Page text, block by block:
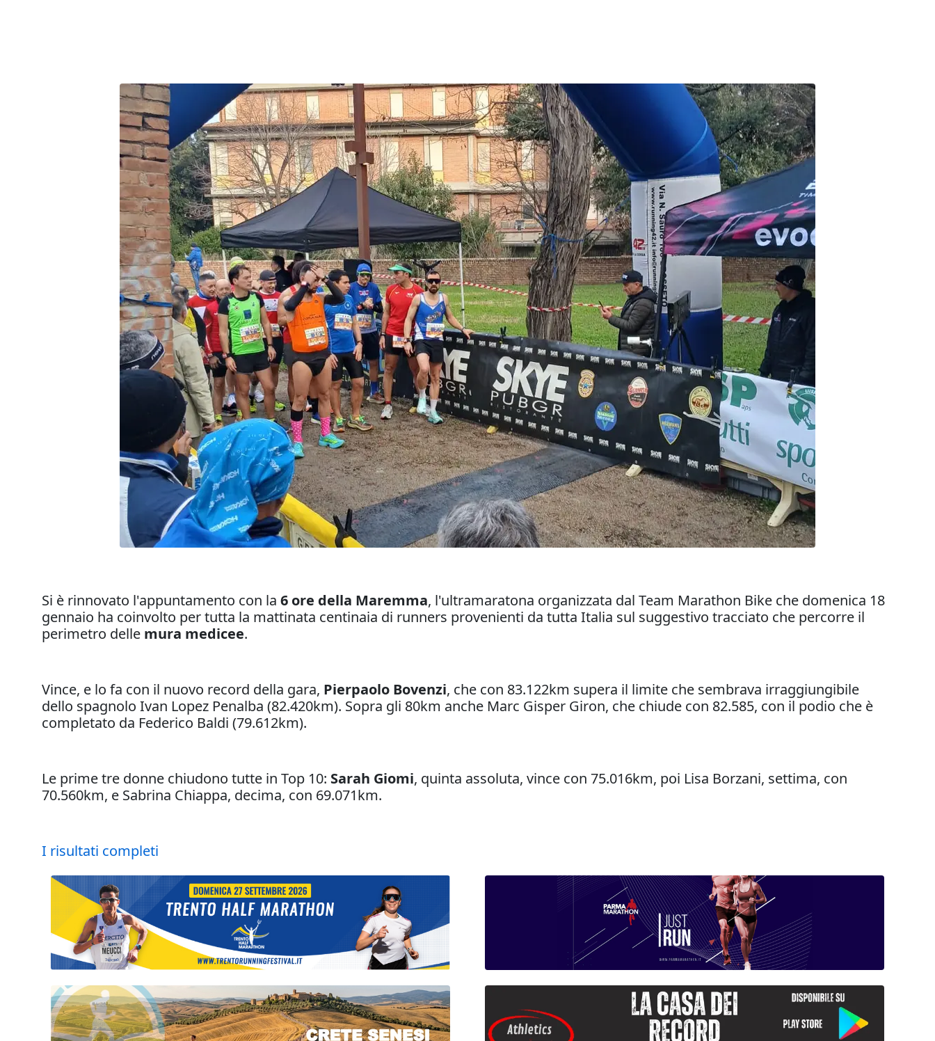
Si è rinnovato l'appuntamento con la 6 ore della Maremma, l'ultramaratona organizzata dal Team Marathon Bike che domenica 18
gennaio ha coinvolto per tutta la mattinata centinaia di runners provenienti da tutta Italia sul suggestivo tracciato che percorre il
perimetro delle mura medicee.
Vince, e lo fa con il nuovo record della gara, Pierpaolo Bovenzi, che con 83.122km supera il limite che sembrava irraggiungibile
dello spagnolo Ivan Lopez Penalba (82.420km). Sopra gli 80km anche Marc Gisper Giron, che chiude con 82.585, con il podio che è
completato da Federico Baldi (79.612km).
Le prime tre donne chiudono tutte in Top 10: Sarah Giomi, quinta assoluta, vince con 75.016km, poi Lisa Borzani, settima, con
70.560km, e Sabrina Chiappa, decima, con 69.071km.
I risultati completi